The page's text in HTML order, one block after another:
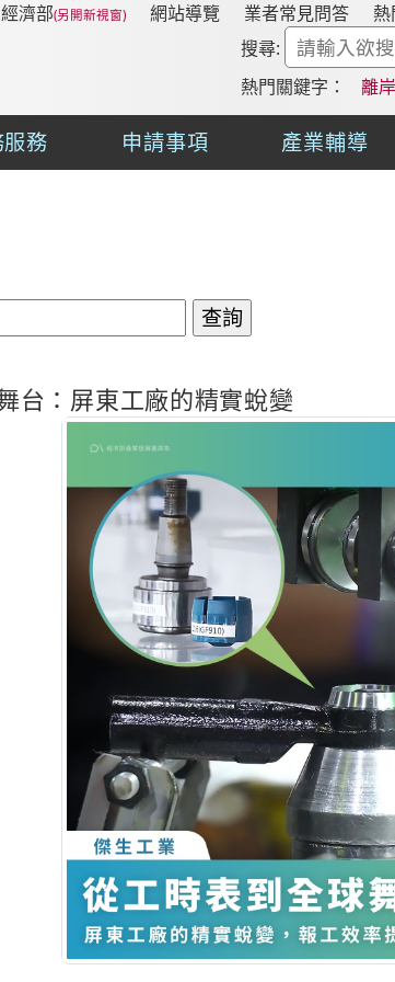
經濟部 網站導覽 業者常見問答
搜尋:
熱門關鍵字：
離
務 申請事項 產業輔導
台：屏東工廠的精實蛻變